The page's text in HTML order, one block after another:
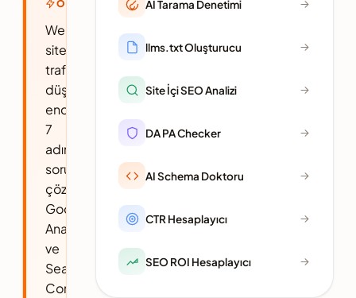
ÖZET
Web
sitenizin
trafiği
düşüyorsa
endişelenmeyin,
7
adımda
sorunu
çözebilirsiniz!
Google
Analytics
ve
Search
Console
AI Tarama Denetimi
llms.txt Oluşturucu
Site İçi SEO Analizi
DA PA Checker
AI Schema Doktoru
CTR Hesaplayıcı
SEO ROI Hesaplayıcı